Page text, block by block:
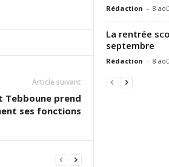
Article suivant
Tebboune prend
ses fonctions
Rédaction - 8
La rentrée
septembre
Rédaction - 8